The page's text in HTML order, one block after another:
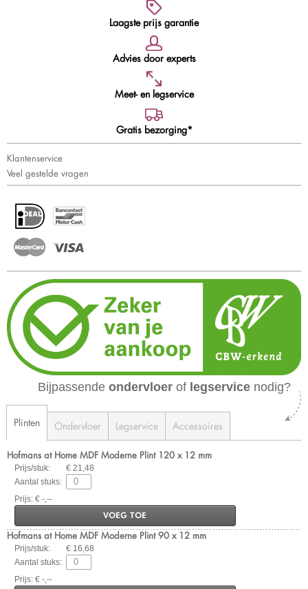
Laagste prijs garantie
Advies door experts
Meet- en legservice
Gratis bezorging*
Klantenservice
Veel gestelde vragen
Bijpassende ondervloer of legservice nodig?
Plinten Ondervloer Legservice Accessoires
Hofmans at Home MDF Moderne Plint 120 x 12 mm
Prijs/stuk:
€ 21,48
Aantal stuks:
Prijs: € -,--
VOEG TOE
Hofmans at Home MDF Moderne Plint 90 x 12 mm
Prijs/stuk:
€ 16,68
Aantal stuks:
Prijs: € -,--